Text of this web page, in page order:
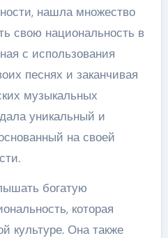
нашла множество
свою национальность в
с использования
песнях и заканчивая
музыкальных
уникальный и
на своей
богатую
которая
культуре. Она также